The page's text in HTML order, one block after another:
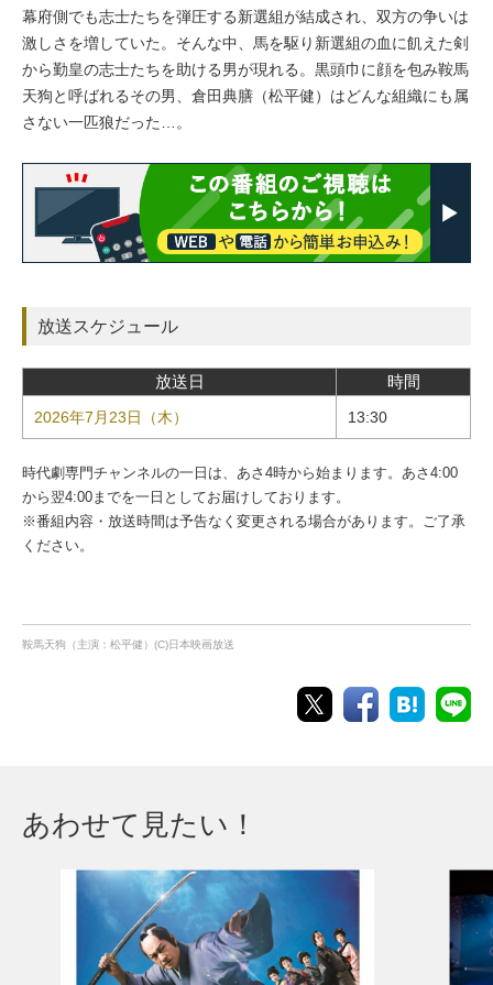
幕府側でも志士たちを弾圧する新選組が結成され、双方の争いは
激しさを増していた。そんな中、馬を駆り新選組の血に飢えた剣
から勤皇の志士たちを助ける男が現れる。黒頭巾に顔を包み鞍馬
天狗と呼ばれるその男、倉田典膳（松平健）はどんな組織にも属
さない一匹狼だった…。
放送スケジュール
放送日 時間
2026年7月23日（木） 13:30
時代劇専門チャンネルの一日は、あさ4時から始まります。あさ4:00
から翌4:00までを一日としてお届けしております。
※番組内容・放送時間は予告なく変更される場合があります。ご了承
ください。
鞍馬天狗（主演：松平健）(C)日本映画放送
あわせて見たい！